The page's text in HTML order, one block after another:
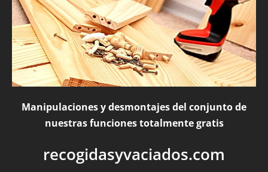
Manipulaciones y desmontajes del conjunto de
nuestras funciones totalmente gratis
recogidasyvaciados.com